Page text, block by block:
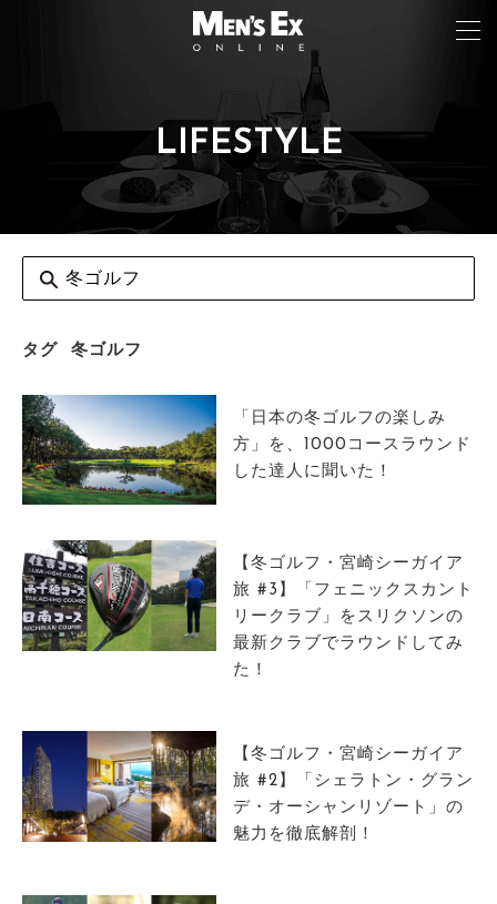
LIFESTYLE
タグ 冬ゴルフ
「日本の冬ゴルフの楽しみ
方」を、1000コースラウンド
した達人に聞いた！
【冬ゴルフ・宮崎シーガイア
旅 #3】「フェニックスカント
リークラブ」をスリクソンの
最新クラブでラウンドしてみ
た！
【冬ゴルフ・宮崎シーガイア
旅 #2】「シェラトン・グラン
デ・オーシャンリゾート」の
魅力を徹底解剖！
FASHION
CAR&BIKE
LIFESTYLE
COLUMN
MAGAZINE
ABOUT SITE
サイトマップ